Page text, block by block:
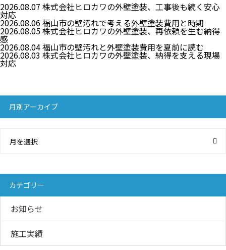
2026.08.07 株式会社ヒロカワの外壁塗装、工事後も続く安心
対応
2026.08.06福山市の壁汚れで考える外壁塗装費用と時期
2026.08.05株式会社ヒロカワの外壁塗装、再依頼を生む納得
感
2026.08.04福山市の壁汚れと外壁塗装費用を夏前に読む
2026.08.03 株式会社ヒロカワの外壁塗装、納得を支える現場
対応
月別アーカイブ
月を選択
カテゴリー
お知らせ
施工実績